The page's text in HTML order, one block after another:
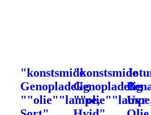
"konstsmide
Genopladelig
""olie""lampe,
"konstsmide
Genopladelig
Uvr